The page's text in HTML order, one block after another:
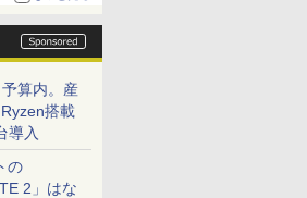
算内。産
搭載
導入
の
2」はな